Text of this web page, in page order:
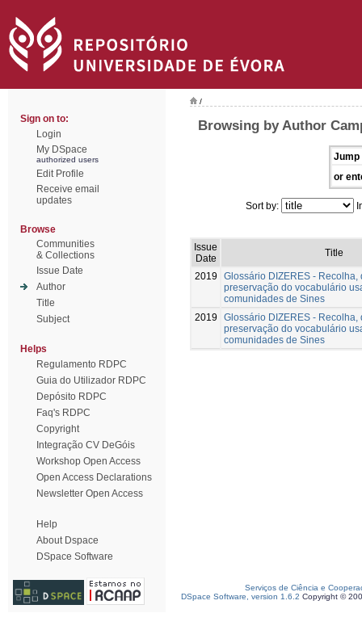
Sign on to:
Login
My DSpace
authorized users
Edit Profile
Receive email
updates
Browse
Communities
& Collections
Issue Date
Author
Title
Subject
Helps
Regulamento RDPC
Guia do Utilizador RDPC
Depósito RDPC
Faq's RDPC
Copyright
Integração CV DeGóis
Workshop Open Access
Open Access Declarations
Newsletter Open Access
Help
About Dspace
DSpace Software
/
Browsing by Author
Jump
or
Sort by:
Issue
Date
Title
2019
Glossário DIZERES - Recolha,
preservação do vocabulário
comunidades de Sines
2019
Glossário DIZERES - Recolha,
preservação do vocabulário
comunidades de Sines
Serviços de Ciência e
DSpace Software, version 1.6.2 Copyright ©